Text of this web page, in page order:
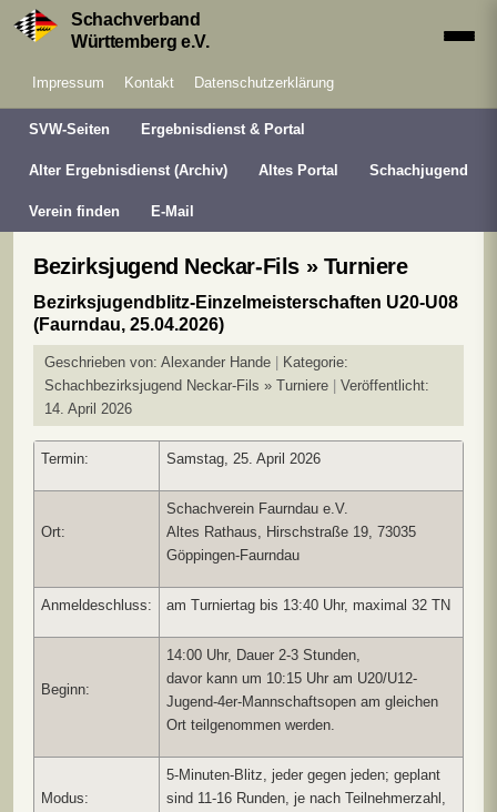
Schachverband
Württemberg e.V.
Impressum Kontakt Datenschutzerklärung
SVW-Seiten Ergebnisdienst & Portal
Alter Ergebnisdienst (Archiv) Altes Portal Schachjugend
Verein finden E-Mail
Bezirksjugend Neckar-Fils » Turniere
Bezirksjugendblitz-Einzelmeisterschaften U20-U08
(Faurndau, 25.04.2026)
Geschrieben von: Alexander Hande
Kategorie:
Schachbezirksjugend Neckar-Fils » Turniere
Veröffentlicht:
14. April 2026
Termin: Samstag, 25. April 2026
Ort:
Schachverein Faurndau e.V.
Altes Rathaus, Hirschstraße 19, 73035
Göppingen-Faurndau
Anmeldeschluss: am Turniertag bis 13:40 Uhr, maximal 32 TN
Beginn:
14:00 Uhr, Dauer 2-3 Stunden,
davor kann um 10:15 Uhr am U20/U12-
Jugend-4er-Mannschaftsopen am gleichen
Ort teilgenommen werden.
Modus:
5-Minuten-Blitz, jeder gegen jeden; geplant
sind 11-16 Runden, je nach Teilnehmerzahl,